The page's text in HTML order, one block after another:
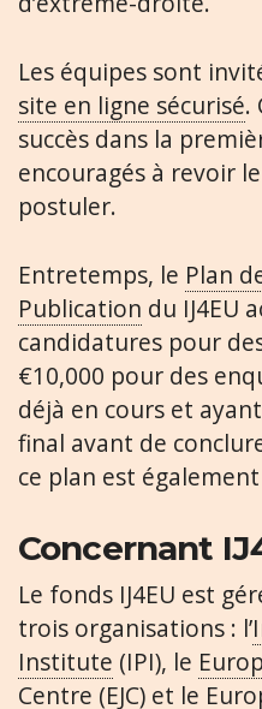
Les équipes sont
site en ligne sécurisé.
succès dans la
encouragés à revoir
postuler.
Entretemps, le Plan
Publication du IJ4EU
candidatures pour
€10,000 pour des
déjà en cours et
final avant de
ce plan est
Concernant
Le fonds IJ4EU est
trois organisations : l’
Institute (IPI), le
Centre (EJC) et le